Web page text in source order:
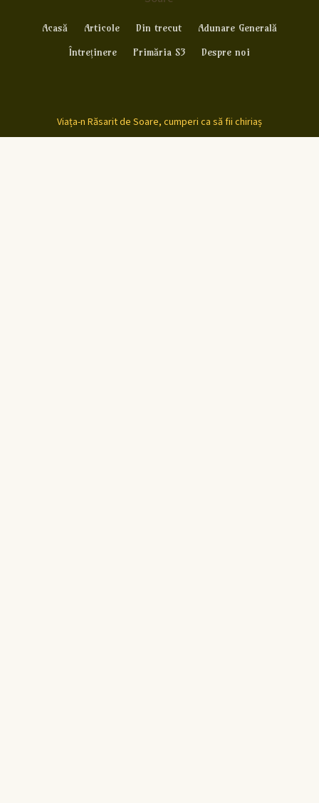
Acasă Articole Din trecut
Adunare Generală
Întreținere
Primăria S3 Despre noi
Viața-n Răsarit de Soare, cumperi ca să fii chiriaș